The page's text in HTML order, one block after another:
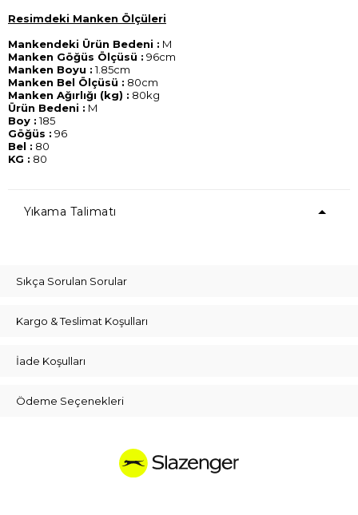
Resimdeki Manken Ölçüleri
Mankendeki Ürün Bedeni : M
Manken Göğüs Ölçüsü : 96cm
Manken Boyu :1.85cm
Manken Bel Ölçüsü : 80cm
Manken Ağırlığı (kg) : 80kg
Ürün Bedeni : M
Boy :185
Göğüs : 96
Bel : 80
KG : 80
Yıkama Talimatı
Sıkça Sorulan Sorular
Kargo & Teslimat Koşulları
İade Koşulları
Ödeme Seçenekleri